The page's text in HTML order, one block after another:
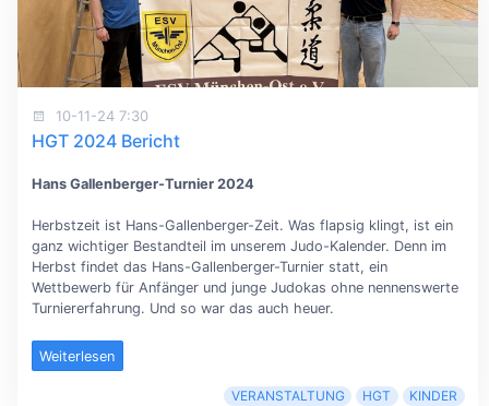
10-11-24 7:30
HGT 2024 Bericht
Hans Gallenberger-Turnier 2024
Herbstzeit ist Hans-Gallenberger-Zeit. Was flapsig klingt, ist ein
ganz wichtiger Bestandteil im unserem Judo-Kalender. Denn im
Herbst findet das Hans-Gallenberger-Turnier statt, ein
Wettbewerb für Anfänger und junge Judokas ohne nennenswerte
Turniererfahrung. Und so war das auch heuer.
Weiterlesen
VERANSTALTUNG HGT KINDER